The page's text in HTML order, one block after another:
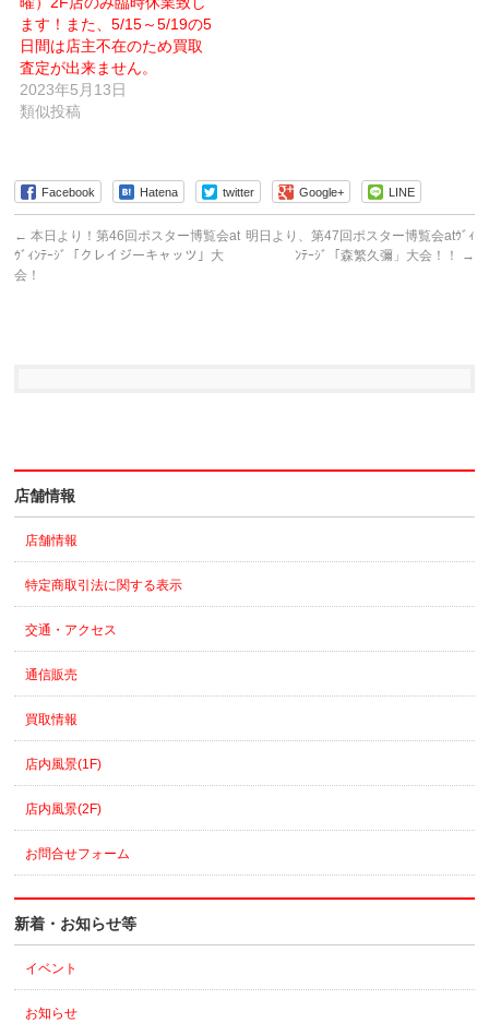
開
き
ま
す)
ます！また、5/15～5/19の5
日間は店主不在のため買取
査定が出来ません。
2023年5月13日
類似投稿
Facebook Hatena twitter Google+ LINE
← 本日より！第46回ポスター博覧会at
ｳﾞｨﾝﾃｰｼﾞ「クレイジーキャッツ」大
会！
明日より、第47回ポスター博覧会atｳﾞｨ
ﾝﾃｰｼﾞ「森繁久彌」大会！！
→
店舗情報
店舗情報
特定商取引法に関する表示
交通・アクセス
通信販売
買取情報
店内風景(1F)
店内風景(2F)
お問合せフォーム
新着・お知らせ等
イベント
お知らせ